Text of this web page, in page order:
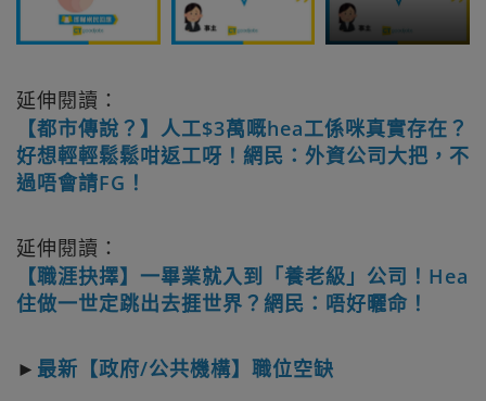
延伸閱讀：
【都市傳說？】人工$3萬嘅hea工係咪真實存在？
好想輕輕鬆鬆咁返工呀！網民：外資公司大把，不
過唔會請FG！
延伸閱讀：
【職涯抉擇】一畢業就入到「養老級」公司！Hea
住做一世定跳出去捱世界？網民：唔好曬命！
► 最新【政府/公共機構】職位空缺